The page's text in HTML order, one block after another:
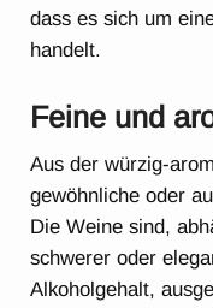
dass es sich um
handelt.
Feine und
Aus der würzig-
gewöhnliche oder
Die Weine sind,
schwerer oder
Alkoholgehalt,